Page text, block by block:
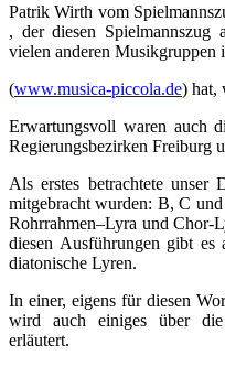
Patrik Wirth vom
, der diesen Spielmannszug
vielen anderen Musikgruppen
(www.musica-piccola.de) hat,
Erwartungsvoll waren auch
Regierungsbezirken Freiburg
Als erstes betrachtete unser
mitgebracht wurden: B, C
Rohrrahmen–Lyra und Chor-
diesen Ausführungen gibt es
diatonische Lyren.
In einer, eigens für diesen
wird auch einiges über
erläutert.